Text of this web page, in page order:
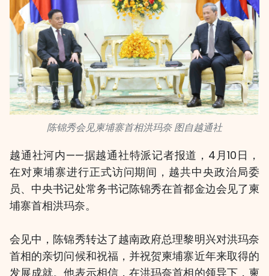
陈锦秀会见柬埔寨首相洪玛奈 图自越通社
越通社河内——据越通社特派记者报道，4月10日，
在对柬埔寨进行正式访问期间，越共中央政治局委
员、中央书记处常务书记陈锦秀在首都金边会见了柬
埔寨首相洪玛奈。
会见中，陈锦秀转达了越南政府总理黎明兴对洪玛奈
首相的亲切问候和祝福，并祝贺柬埔寨近年来取得的
发展成就。他表示相信，在洪玛奈首相的领导下，柬